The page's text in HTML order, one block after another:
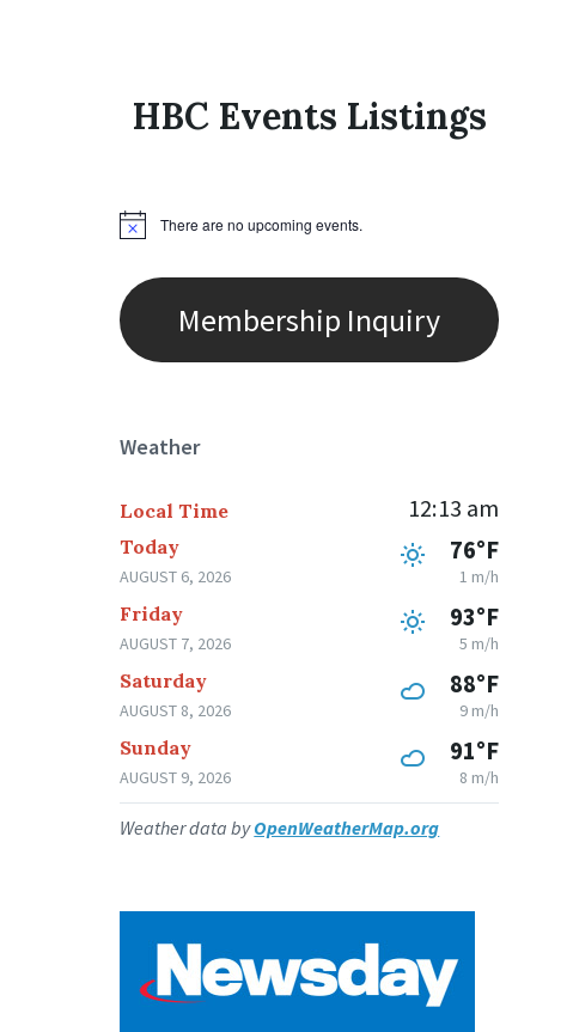
HBC Events Listings
N
c
e
There are no upcoming events.
Membership Inquiry
Weather
Local Time 12:13 am
Today
AUGUST 6, 2026
76°F
1 m/h
Friday
AUGUST 7, 2026
93°F
5 m/h
Saturday
AUGUST 8, 2026
88°F
9 m/h
Sunday
AUGUST 9, 2026
91°F
8 m/h
Weather data byOpenWeatherMap.org